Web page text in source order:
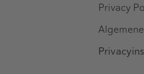
Privacy